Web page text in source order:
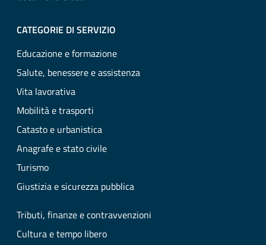
CATEGORIE DI SERVIZIO
Educazione e formazione
Salute, benessere e assistenza
Vita lavorativa
Mobilità e trasporti
Catasto e urbanistica
Anagrafe e stato civile
Turismo
Giustizia e sicurezza pubblica
Tributi, finanze e contravvenzioni
Cultura e tempo libero